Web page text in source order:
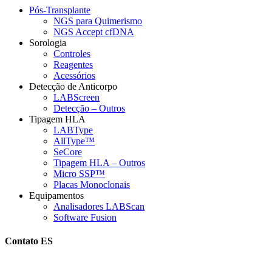
Pós-Transplante
NGS para Quimerismo
NGS Accept cfDNA
Sorologia
Controles
Reagentes
Acessórios
Detecção de Anticorpo
LABScreen
Detecção – Outros
Tipagem HLA
LABType
AllType™
SeCore
Tipagem HLA – Outros
Micro SSP™
Placas Monoclonais
Equipamentos
Analisadores LABScan
Software Fusion
Contato ES